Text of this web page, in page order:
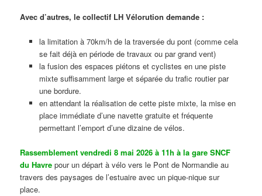
Avec d’autres, le collectif LH Vélorution demande :
la limitation à 70km/h de la traversée du pont (comme cela
se fait déjà en période de travaux ou par grand vent)
la fusion des espaces piétons et cyclistes en une piste
mixte suffisamment large et séparée du trafic routier par
une bordure.
en attendant la réalisation de cette piste mixte, la mise en
place immédiate d’une navette gratuite et fréquente
permettant l’emport d’une dizaine de vélos.
Rassemblement vendredi 8 mai 2026 à 11h à la gare SNCF
du Havre pour un départ à vélo vers le Pont de Normandie au
travers des paysages de l’estuaire avec un pique-nique sur
place.